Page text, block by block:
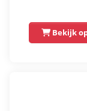
Bekijk